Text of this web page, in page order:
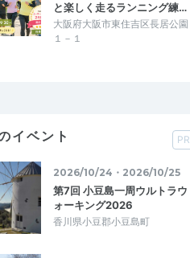
と楽しく走るランニング練…
大阪府大阪市東住吉区長居公園
１－１
イベント PR
2026/10/24・2026/10/25
第7回 小豆島一周ウルトラウ
ォーキング2026
香川県小豆郡小豆島町